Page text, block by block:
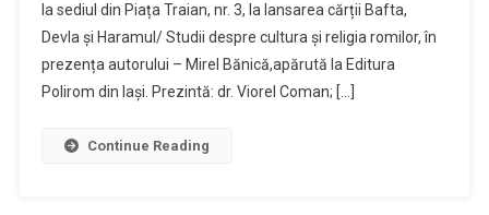
la sediul din Piața Traian, nr. 3, la lansarea cărții Bafta,
Devla și Haramul/ Studii despre cultura și religia romilor, în
prezența autorului – Mirel Bănică,apărută la Editura
Polirom din Iași. Prezintă: dr. Viorel Coman; […]
Continue Reading